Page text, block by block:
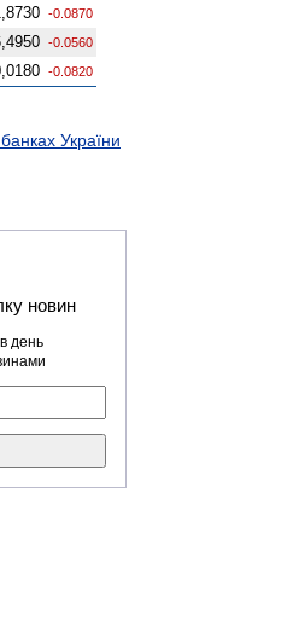
-0.0870
-0.0560
-0.0820
України
новин
день